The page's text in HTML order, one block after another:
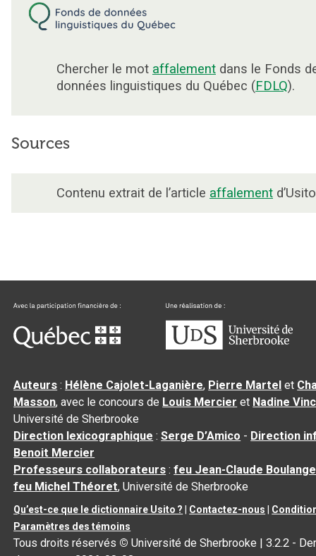
Chercher le mot affalement dans le Fonds
données linguistiques du Québec (FDLQ).
Sources
Contenu extrait de l’article affalement
Auteurs : Hélène Cajolet-Laganière, Pierre Martel et
Masson, avec le concours de Louis Mercier et Nadine
Université de Sherbrooke
Direction lexicographique :Serge D’Amico - Direction
Benoit Mercier
Professeurs collaborateurs :feu Jean-Claude
feu Michel Théoret, Université de Sherbrooke
Qu’est-ce que le dictionnaire Usito ? Contactez-nous
Paramètres des témoins
Tous droits réservés © Université de Sherbrooke |3.2.2 -